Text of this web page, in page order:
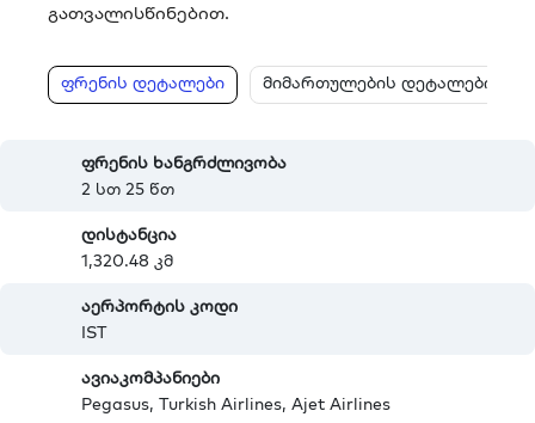
გათვალისწინებით.
ფრენის დეტალები მიმართულების დეტალები
ფრენის ხანგრძლივობა
2 სთ 25 წთ
დისტანცია
1,320.48 კმ
აერპორტის კოდი
IST
ავიაკომპანიები
Pegasus, Turkish Airlines, Ajet Airlines